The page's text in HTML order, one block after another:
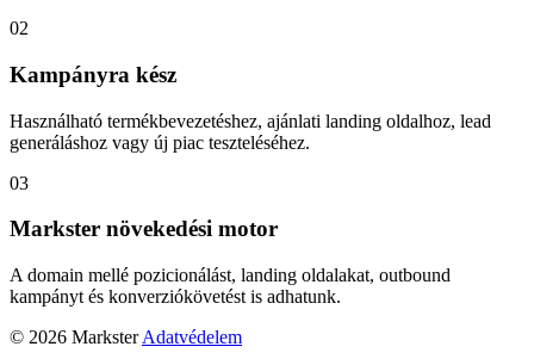
02
Kampányra kész
Használható termékbevezetéshez, ajánlati landing oldalhoz, lead
generáláshoz vagy új piac teszteléséhez.
03
Markster növekedési motor
A domain mellé pozicionálást, landing oldalakat, outbound
kampányt és konverziókövetést is adhatunk.
© 2026 Markster Adatvédelem